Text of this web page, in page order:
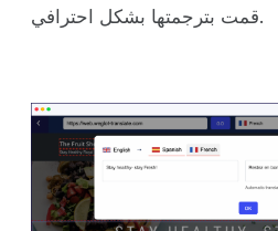
قمت بترجمتها بشكل احترافي.